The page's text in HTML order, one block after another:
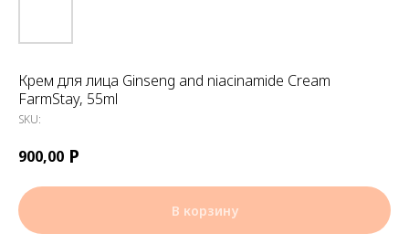
Крем для лица Ginseng and niacinamide Cream
FarmStay, 55ml
SKU:
900,00 Р
В корзину